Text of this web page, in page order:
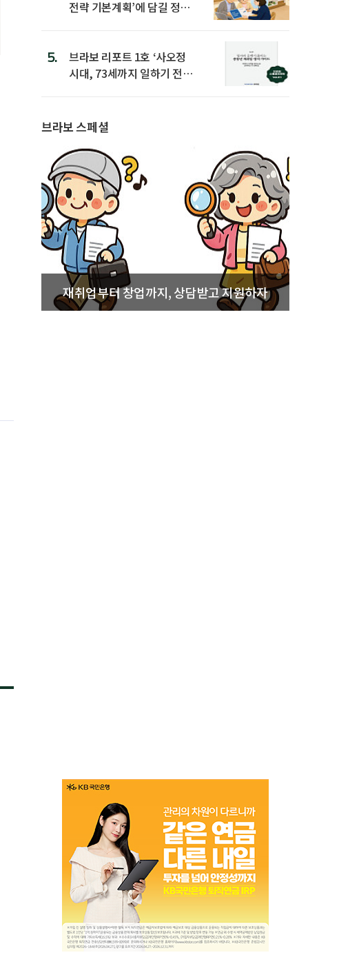
전략 기본계획’에 담길 정책
5.
브라보 리포트 1호 ‘사오정
시대, 73세까지 일하기 전략’
브라보 스페셜
재취업부터 창업까지, 상담받고 지원하자